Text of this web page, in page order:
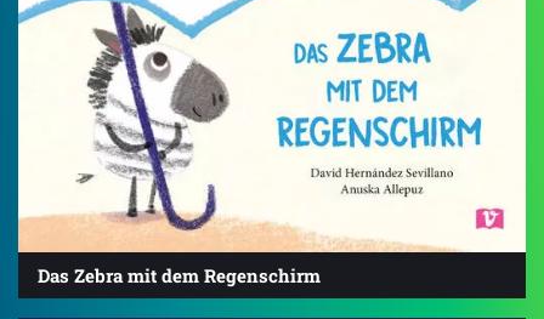
Das Zebra mit dem Regenschirm